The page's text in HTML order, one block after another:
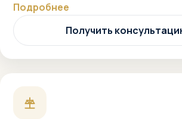
Подробнее
Получить